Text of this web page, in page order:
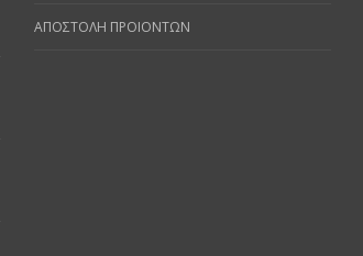
ΑΠΟΣΤΟΛΗ ΠΡΟΙΟΝΤΩΝ